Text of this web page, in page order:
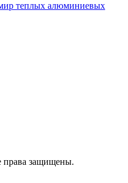
теплых алюминиевых
права защищены.